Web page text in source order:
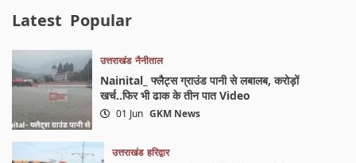
Latest Popular
उत्तराखंड नैनीताल
Nainital_ फ्लैट्स ग्राउंड पानी से लबालब, करोड़ों
खर्च..फिर भी ढाक के तीन पात Video
01 Jun GKM News
उत्तराखंड हरिद्वार